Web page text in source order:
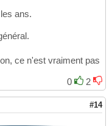
ans.
ce n'est vraiment pas
0
2
#14